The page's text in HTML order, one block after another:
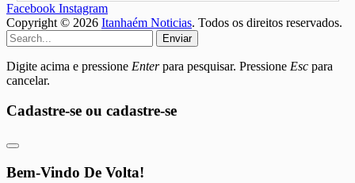
Facebook Instagram
Copyright © 2026 Itanhaém Noticias. Todos os direitos reservados.
Enviar
Digite acima e pressione Enterpara pesquisar. Pressione Esc para
cancelar.
Cadastre-se ou cadastre-se
Bem-Vindo De Volta!